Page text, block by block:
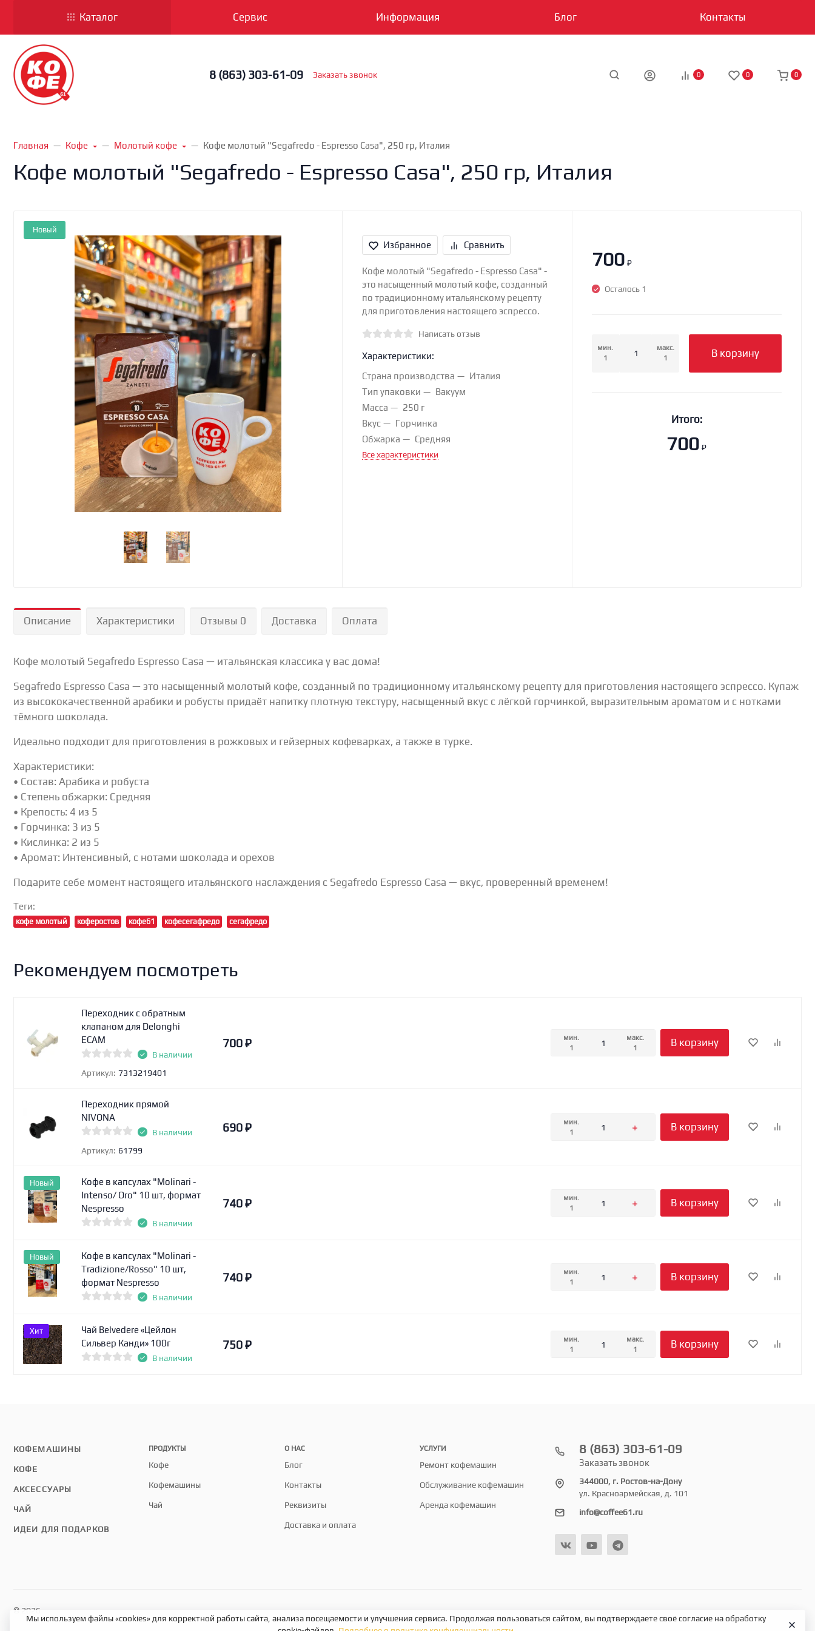
Каталог Сервис Информация Блог Контакты
8 (863) 303-61-09 Заказать звонок 0 0 0
Главная Кофе Молотый кофе Кофе молотый "Segafredo - Espresso Casa", 250 гр, Италия
Кофе молотый "Segafredo - Espresso Casa", 250 гр, Италия
Новый
Избранное Сравнить
Кофе молотый "Segafredo - Espresso Casa" -
это насыщенный молотый кофе, созданный
по традиционному итальянскому рецепту
для приготовления настоящего эспрессо.
Написать отзыв
Характеристики:
Страна производства
Италия
Тип упаковки
Вакуум
Масса
250 г
Вкус
Горчинка
Обжарка
Средняя
Все характеристики
700 ₽
Осталось 1
мин.
1
макс.
1
В корзину
Итого:
700 ₽
Описание Характеристики Отзывы 0 Доставка Оплата
Кофе молотый Segafredo Espresso Casa — итальянская классика у вас дома!
Segafredo Espresso Casa — это насыщенный молотый кофе, созданный по традиционному итальянскому рецепту для приготовления настоящего эспрессо. Купаж
из высококачественной арабики и робусты придаёт напитку плотную текстуру, насыщенный вкус с лёгкой горчинкой, выразительным ароматом и с нотками
тёмного шоколада.
Идеально подходит для приготовления в рожковых и гейзерных кофеварках, а также в турке.
Характеристики:
• Состав: Арабика и робуста
• Степень обжарки: Средняя
• Крепость: 4 из 5
• Горчинка: 3 из 5
• Кислинка: 2 из 5
• Аромат: Интенсивный, с нотами шоколада и орехов
Подарите себе момент настоящего итальянского наслаждения с Segafredo Espresso Casa — вкус, проверенный временем!
Теги:
кофе молотый коферостов кофе61 кофесегафредо сегафредо
Рекомендуем посмотреть
Переходник с обратным
клапаном для Delonghi
ECAM
В наличии
Артикул: 7313219401
700₽
мин.
1
макс.
1
В корзину
Переходник прямой
NIVONA
В наличии
Артикул: 61799
690₽
мин.
1
В корзину
Кофе в капсулах "Molinari -
Intenso/ Oro" 10 шт, формат
Nespresso
В наличии
740₽
мин.
1
В корзину
Новый
Кофе в капсулах "Molinari -
Tradizione/Rosso" 10 шт,
формат Nespresso
В наличии
740₽
мин.
1
В корзину
Новый
Чай Belvedere «Цейлон
Сильвер Канди» 100г
В наличии
750₽
мин.
1
макс.
1
В корзину
Хит
КОФЕМАШИНЫ
КОФЕ
АКСЕССУАРЫ
ЧАЙ
ИДЕИ ДЛЯ ПОДАРКОВ
ПРОДУКТЫ
Кофе
Кофемашины
Чай
О НАС
Блог
Контакты
Реквизиты
Доставка и оплата
УСЛУГИ
Ремонт кофемашин
Обслуживание кофемашин
Аренда кофемашин
8 (863) 303-61-09
Заказать звонок
344000, г. Ростов-на-Дону
ул. Красноармейская, д. 101
info@coffee61.ru
© 2026
Мы используем файлы «cookies» для корректной работы сайта, анализа посещаемости и улучшения сервиса. Продолжая пользоваться сайтом, вы подтверждаете своё согласие на обработку